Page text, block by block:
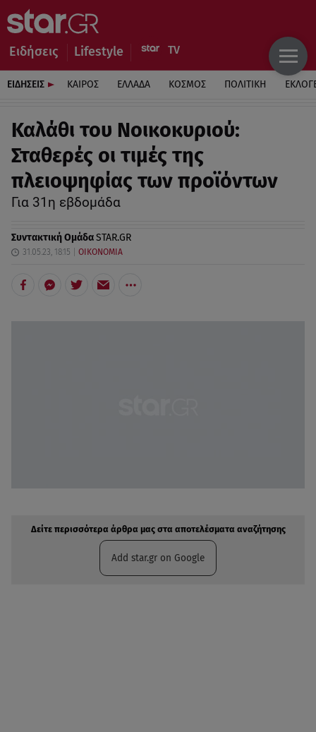
Ειδήσεις Lifestyle
ΕΙΔΗΣΕΙΣ ΚΑΙΡΟΣ ΕΛΛΑΔΑ ΚΟΣΜΟΣ ΠΟΛΙΤΙΚΗ
Καλάθι του Νοικοκυριού:
Σταθερές οι τιμές της
πλειοψηφίας των προϊόντων
Για 31η εβδομάδα
Συντακτική ΟμάδαSTAR.GR
31.05.23, 18:15 ΟΙΚΟΝΟΜΙΑ
Δείτε περισσότερα άρθρα μας στα αποτελέσματα αναζήτησης
Add star.gr on Google